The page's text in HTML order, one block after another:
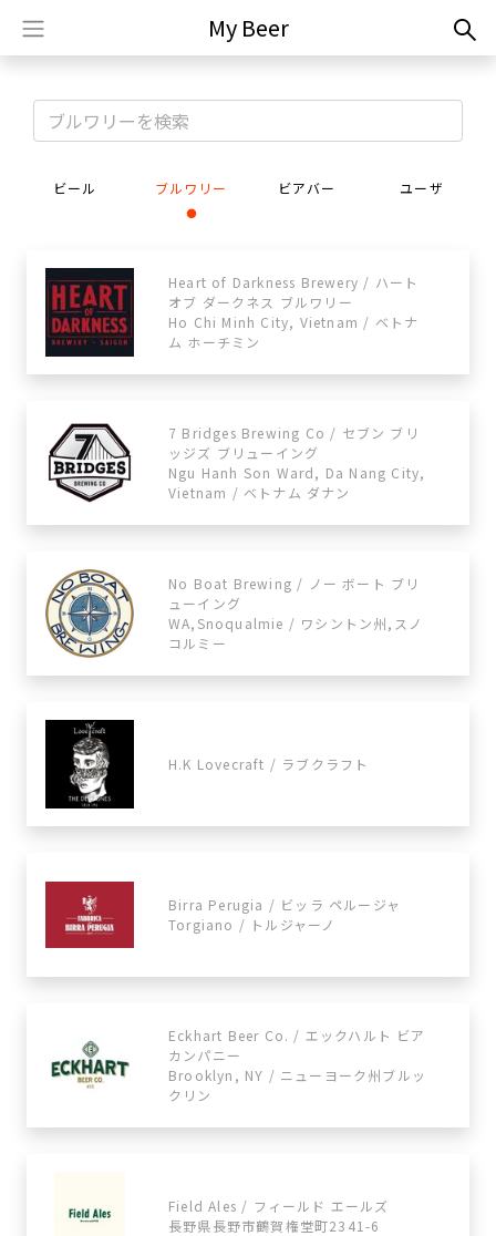
My Beer
ビール ブルワリー ビアバー ユーザ
・
Heart of Darkness Brewery / ハート
オブ ダークネス ブルワリー
Ho Chi Minh City, Vietnam / ベトナ
ム ホーチミン
7 Bridges Brewing Co / セブン ブリ
ッジズ ブリューイング
Ngu Hanh Son Ward, Da Nang City,
Vietnam / ベトナム ダナン
No Boat Brewing / ノー ボート ブリ
ューイング
WA,Snoqualmie / ワシントン州,スノ
コルミー
H.K Lovecraft / ラブクラフト
Birra Perugia / ビッラ ペルージャ
Torgiano / トルジャーノ
Eckhart Beer Co. / エックハルト ビア
カンパニー
Brooklyn, NY / ニューヨーク州ブルッ
クリン
Field Ales / フィールド エールズ
長野県長野市鶴賀権堂町2341-6